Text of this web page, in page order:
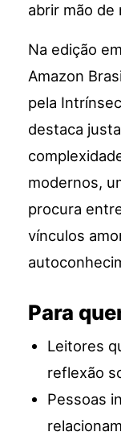
abrir mão de
Na edição
Amazon
pela
destaca
modernos,
procura
vínculos
Para
Leitores
reflexão
Pessoas